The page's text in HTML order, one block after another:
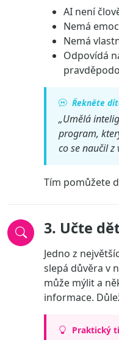
AI není
Nemá
Nemá
Odpovídá
Řekněte
„Umělá
program,
co se naučil
Tím pomůžete
3. Učte
Jedno z
slepá důvěra v
může mýlit a
informace.
Praktický